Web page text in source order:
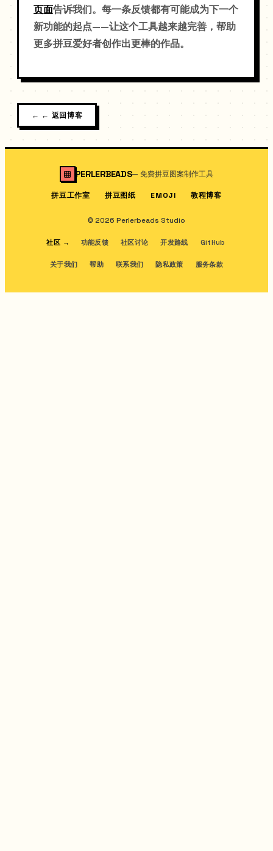
页面告诉我们。每一条反馈都有可能成为下一个
新功能的起点——让这个工具越来越完善，帮助
更多拼豆爱好者创作出更棒的作品。
← ← 返回博客
PERLERBEADS—免费拼豆图案制作工具
拼豆工作室 拼豆图纸 EMOJI 教程博客
© 2026 Perlerbeads Studio
社区 → 功能反馈 社区讨论 开发路线 GitHub
关于我们 帮助 联系我们 隐私政策 服务条款